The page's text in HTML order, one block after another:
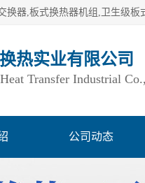
热实业有限公司
Transfer Industrial
公司动态